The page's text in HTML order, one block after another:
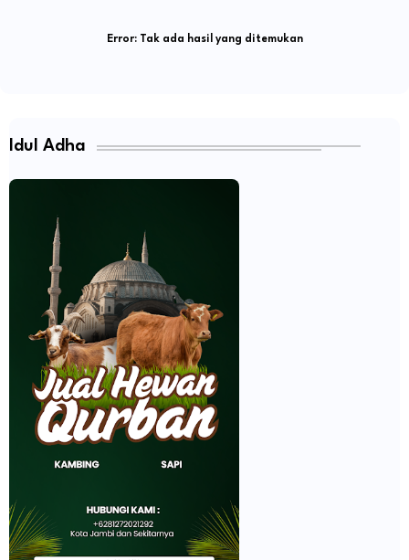
Error:Tak ada hasil yang ditemukan
Idul Adha